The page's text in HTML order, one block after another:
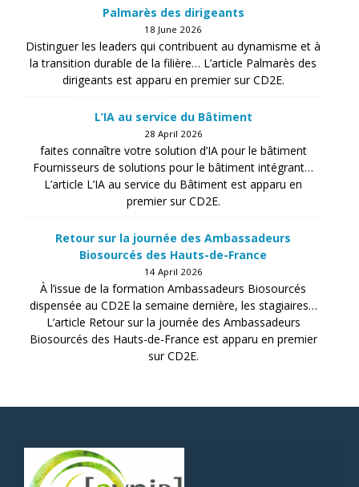
Palmarès des dirigeants
18 June 2026
Distinguer les leaders qui contribuent au dynamisme et à
la transition durable de la filière… L’article Palmarès des
dirigeants est apparu en premier sur CD2E.
L’IA au service du Bâtiment
28 April 2026
faites connaître votre solution d’IA pour le bâtiment
Fournisseurs de solutions pour le bâtiment intégrant…
L’article L’IA au service du Bâtiment est apparu en
premier sur CD2E.
Retour sur la journée des Ambassadeurs
Biosourcés des Hauts-de-France
14 April 2026
À l’issue de la formation Ambassadeurs Biosourcés
dispensée au CD2E la semaine dernière, les stagiaires…
L’article Retour sur la journée des Ambassadeurs
Biosourcés des Hauts-de-France est apparu en premier
sur CD2E.